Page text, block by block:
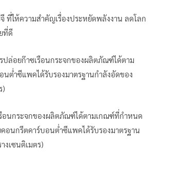
ที่ให้ความสำคัญเรื่องประหยัดพลังงาน ลดโลก
ที่ดี
ปล่อยก๊าซเรือนกระจกของผลิตภัณฑ์ได้ตาม
ต่ำซีแพคได้รับรองมาตรฐานกำลังอัดของ
)
รือนกระจกของผลิตภัณฑ์ได้ตามเกณฑ์ที่กำหนด
นกรีตคาร์บอนต่ำซีแพคได้รับรองมาตรฐาน
งเซนติเมตร)